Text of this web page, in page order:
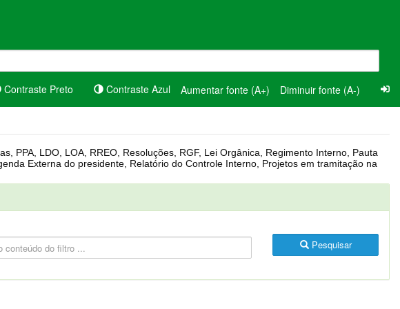
Contraste Preto Contraste Azul Aumentar fonte (A+) Diminuir fonte (A-)
Pesquisar